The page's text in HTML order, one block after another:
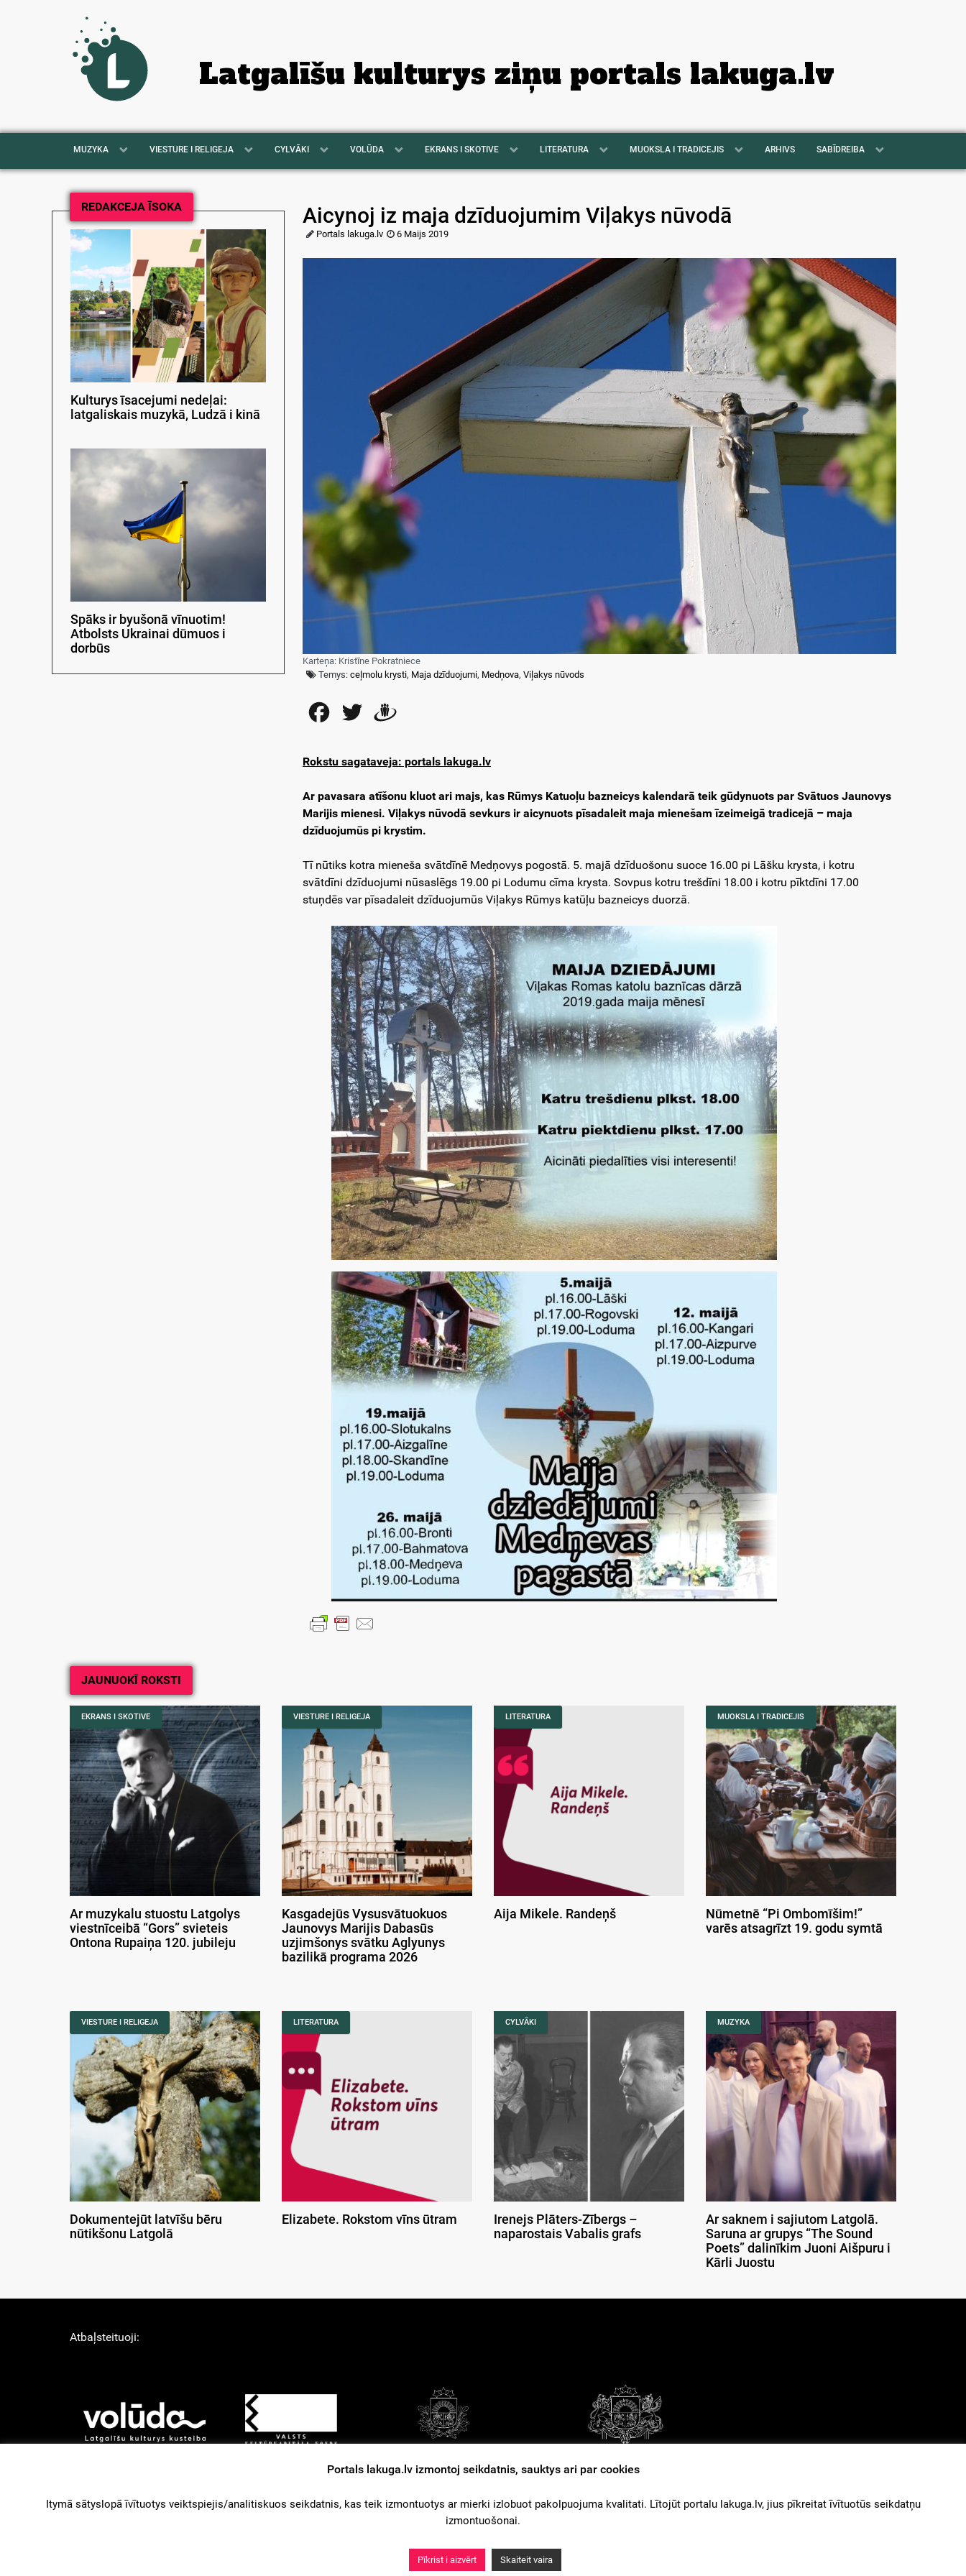
Latgalīšu kulturys ziņu portals lakuga.lv
MUZYKA VIESTURE I RELIGEJA CYLVĀKI VOLŪDA EKRANS I SKOTIVE LITERATURA MUOKSLA I TRADICEJIS ARHIVS SABĪDREIBA
REDAKCEJA ĪSOKA
Kulturys īsacejumi nedeļai:
latgaliskais muzykā, Ludzā i kinā
Spāks ir byušonā vīnuotim!
Atbolsts Ukrainai dūmuos i
dorbūs
Aicynoj iz maja dzīduojumim Viļakys nūvodā
Portals lakuga.lv 6 Maijs 2019
Karteņa: Kristīne Pokratniece
Temys: ceļmolu krysti, Maja dzīduojumi, Medņova, Viļakys nūvods
FacebookTwitter
Rokstu sagataveja: portals lakuga.lv
Ar pavasara atīšonu kluot ari majs, kas Rūmys Katuoļu bazneicys kalendarā teik gūdynuots par Svātuos Jaunovys
Marijis mienesi. Viļakys nūvodā sevkurs ir aicynuots pīsadaleit maja mienešam īzeimeigā tradicejā – maja
dzīduojumūs pi krystim.
Tī nūtiks kotra mieneša svātdīnē Medņovys pogostā. 5. majā dzīduošonu suoce 16.00 pi Lāšku krysta, i kotru
svātdīni dzīduojumi nūsaslēgs 19.00 pi Lodumu cīma krysta. Sovpus kotru trešdīni 18.00 i kotru pīktdīni 17.00
stuņdēs var pīsadaleit dzīduojumūs Viļakys Rūmys katūļu bazneicys duorzā.
JAUNUOKĪ ROKSTI
EKRANS I SKOTIVE
Ar muzykalu stuostu Latgolys
viestnīceibā “Gors” svieteis
Ontona Rupaiņa 120. jubileju
VIESTURE I RELIGEJA
Kasgadejūs Vysusvātuokuos
Jaunovys Marijis Dabasūs
uzjimšonys svātku Aglyunys
bazilikā programa 2026
LITERATURA
Aija Mikele. Randeņš
MUOKSLA I TRADICEJIS
Nūmetnē “Pi Ombomīšim!”
varēs atsagrīzt 19. godu symtā
VIESTURE I RELIGEJA
Dokumentejūt latvīšu bēru
nūtikšonu Latgolā
LITERATURA
Elizabete. Rokstom vīns ūtram
CYLVĀKI
Irenejs Plāters-Zībergs –
naparostais Vabalis grafs
MUZYKA
Ar saknem i sajiutom Latgolā.
Saruna ar grupys “The Sound
Poets” dalinīkim Juoni Aišpuru i
Kārli Juostu
Atbaļsteituoji:
paleidzeibu
iz augšu
Portals lakuga.lv izmontoj seikdatnis, sauktys ari par cookies
Itymā sātyslopā īvītuotys veiktspiejis/analitiskuos seikdatnis, kas teik izmontuotys ar mierki izlobuot pakolpuojuma kvalitati. Lītojūt portalu lakuga.lv, jius pīkreitat īvītuotūs seikdatņu
izmontuošonai.
Pīkrist i aizvērt Skaiteit vaira